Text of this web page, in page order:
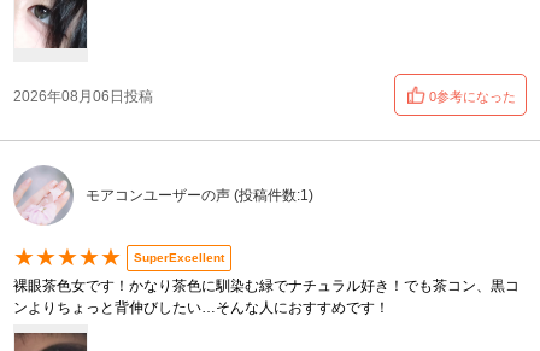
2026年08月06日投稿 0参考になった
モアコンユーザーの声 (投稿件数:1)
★★★★★ SuperExcellent
裸眼茶色女です！かなり茶色に馴染む緑でナチュラル好き！でも茶コン、黒コ
ンよりちょっと背伸びしたい…そんな人におすすめです！